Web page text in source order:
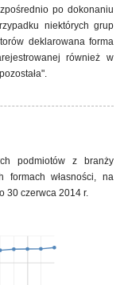
po dokonaniu
niektórych grup
deklarowana forma
również w
podmiotów z branży
formach własności, na
30 czerwca 2014 r.